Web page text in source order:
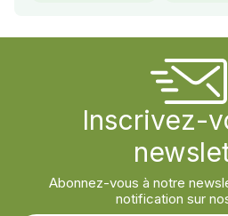
Inscrivez-
Abonnez-vous à notre
notification sur